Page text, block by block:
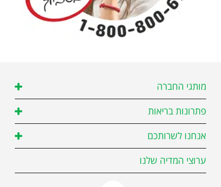
מותגי החברה
פתרונות בריאות
אנחנו לשרותכם
ערוצי המדיה שלנו